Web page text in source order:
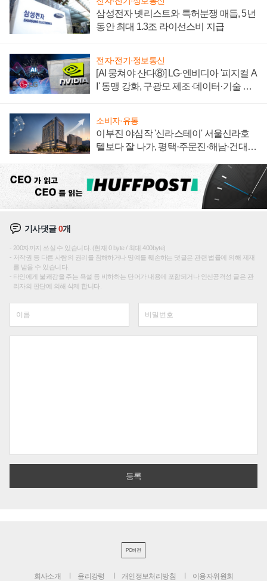
삼성전자 넷리스트와 특허분쟁 매듭, 5년
동안 최대 1.3조 라이선스비 지급
전자·전기·정보통신
[AI 뭉쳐야 산다⑧] LG·엔비디아 '피지컬 A
I' 동맹 강화, 구광모 제조·데이터·기술 결
소비자·유통
이부진 야심작 '신라스테이' 서울신라호
텔보다 잘 나가, 평택·주문진·해남·건대로
기사댓글0개
200자까지 쓰실 수 있습니다. (현재 0 byte / 최대 400byte)
저작권 등 다른 사람의 권리를 침해하거나 명예를 훼손하는 댓글은 관련 법률에 의해 제재
를 받을 수 있습니다.
타인에게 불쾌감을 주는 욕설 등 비하하는 단어가 내용에 포함되거나 인신공격성 글은 관
리자의 판단에 의해 삭제 합니다.
PC버전
회사소개 윤리강령 개인정보처리방침 이용자위원회